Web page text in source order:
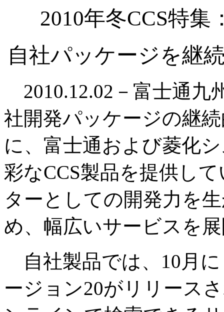
2010年冬CCS特
自社パッケージを継
2010.12.02－富士通九
社開発パッケージの継
に、富士通および菱化
彩なCCS製品を提供し
ターとしての開発力を
め、幅広いサービスを
自社製品では、10月
ージョン20がリリース